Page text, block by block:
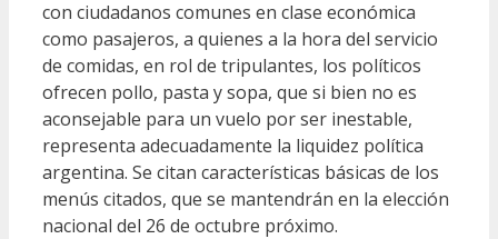
con ciudadanos comunes en clase económica
como pasajeros, a quienes a la hora del servicio
de comidas, en rol de tripulantes, los políticos
ofrecen pollo, pasta y sopa, que si bien no es
aconsejable para un vuelo por ser inestable,
representa adecuadamente la liquidez política
argentina. Se citan características básicas de los
menús citados, que se mantendrán en la elección
nacional del 26 de octubre próximo.